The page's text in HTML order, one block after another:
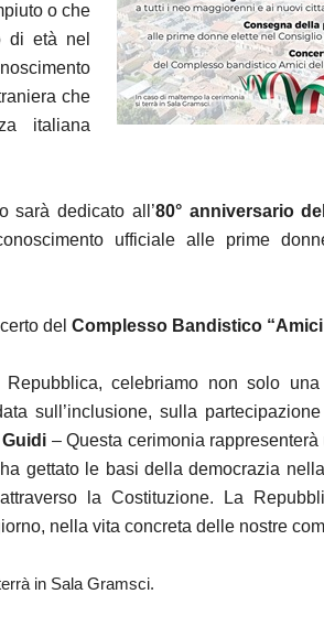
o che
di età nel
che
italiana
sarà dedicato all’80° anniversario
ufficiale alle prime
del Complesso Bandistico
celebriamo non solo
sull’inclusione, sulla
Guidi – Questa cerimonia
gettato le basi della democrazia
la Costituzione. La
nella vita concreta delle nostre
in Sala Gramsci.